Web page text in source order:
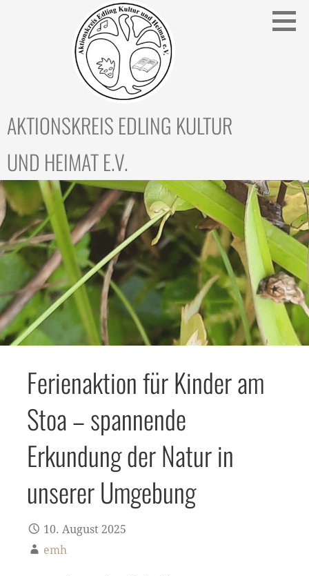
AKTIONSKREIS EDLING KULTUR
UND HEIMAT E.V.
Ferienaktion für Kinder am
Stoa – spannende
Erkundung der Natur in
unserer Umgebung
10. August 2025
emh